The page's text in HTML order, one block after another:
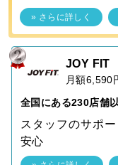
» さらに詳しく
JOY FIT
月額6,590
全国にある230店舗
スタッフのサポ
安心